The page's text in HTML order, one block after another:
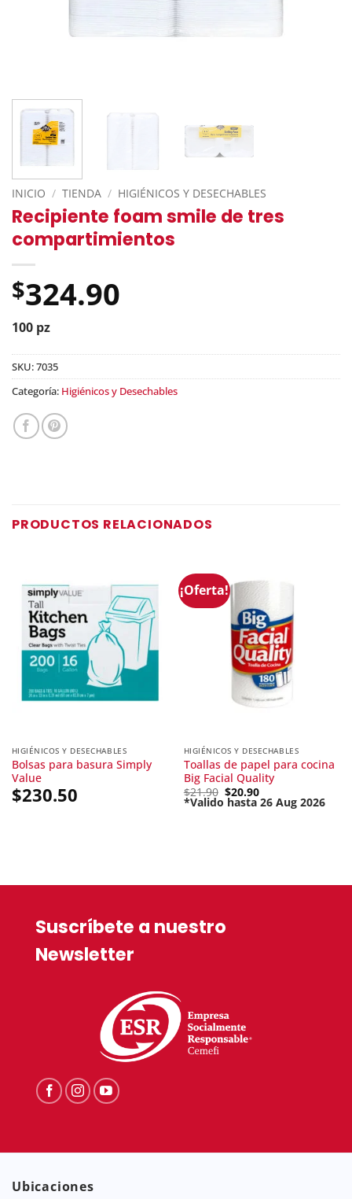
INICIO / TIENDA / HIGIÉNICOS Y DESECHABLES
Recipiente foam smile de tres
compartimientos
$324.90
100 pz
SKU:7035
Categoría: Higiénicos y Desechables
PRODUCTOS RELACIONADOS
HIGIÉNICOS Y DESECHABLES
Bolsas para basura Simply
Value
$230.50
¡Oferta!
HIGIÉNICOS Y DESECHABLES
Toallas de papel para cocina
Big Facial Quality
$21.90 Original
price
$20.90
*Valido hasta 26 Aug 2026
Suscríbete a nuestro
Newsletter
Ubicaciones